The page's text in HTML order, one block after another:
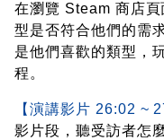
在瀏覽 Steam 商店
型是否符合他們的需
是他們喜歡的類型，
程。
【演講影片 26:02 ~
影片段，聽受訪者怎